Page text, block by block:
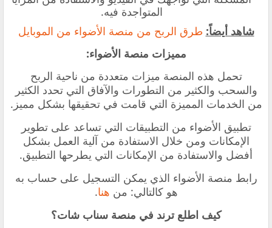
المتواجدة فيه.
شاهد أيضاً: طرق الربح من منصة الأضواء من الموبايل
مميزات منصة الأضواء:
تحمل هذه المنصة ميزات متعددة من ناحية الربح
والسحب والكثير من التطورات والآفاق التي تحدد الكثير
من الخدمات المميزة التي قامت في تحقيقها بشكل مميز.
تطبيق الأضواء من التطبيقات التي تساعد على تطوير
الإمكانات ومن خلال الاستفادة من آلية العمل بشكل
أفضل والاستفادة من الإمكانات التي يطرحها التطبيق.
رابط منصة الأضواء الذي يمكن التسجيل على حساب به
هو كالتالي: من هنا.
كيف اطلع ترند في منصة سناب شات؟